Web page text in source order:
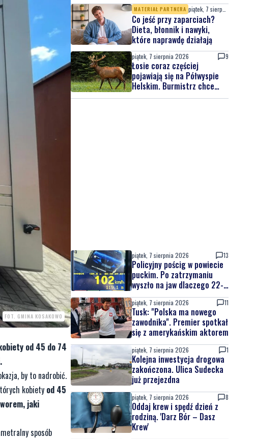
FOT. GMINA KOSAKOWO
od 45 do 74
by to nadrobić.
kobiety od 45
jaki
sposób
MATERIAŁ PARTNERA
Co jeść przy zaparciach?
Dieta, błonnik i nawyki,
które naprawdę działają
piątek, 7 sierpnia 2026 9
Łosie coraz częściej
pojawiają się na Półwyspie
Helskim. Burmistrz chce
nowych znaków drogowych
piątek, 7 sierpnia 2026 13
Policyjny pościg w powiecie
puckim. Po zatrzymaniu
wyszło na jaw dlaczego 22-
latek uciekał
piątek, 7 sierpnia 2026 11
Tusk: "Polska ma nowego
zawodnika". Premier spotkał
się z amerykańskim aktorem
piątek, 7 sierpnia 2026 1
Kolejna inwestycja drogowa
zakończona. Ulica Sudecka
już przejezdna
piątek, 7 sierpnia 2026 8
Oddaj krew i spędź dzień z
rodziną. 'Darz Bór – Dasz
Krew'